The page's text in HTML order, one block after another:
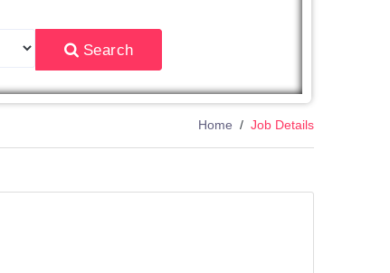
Search
Home Job Details